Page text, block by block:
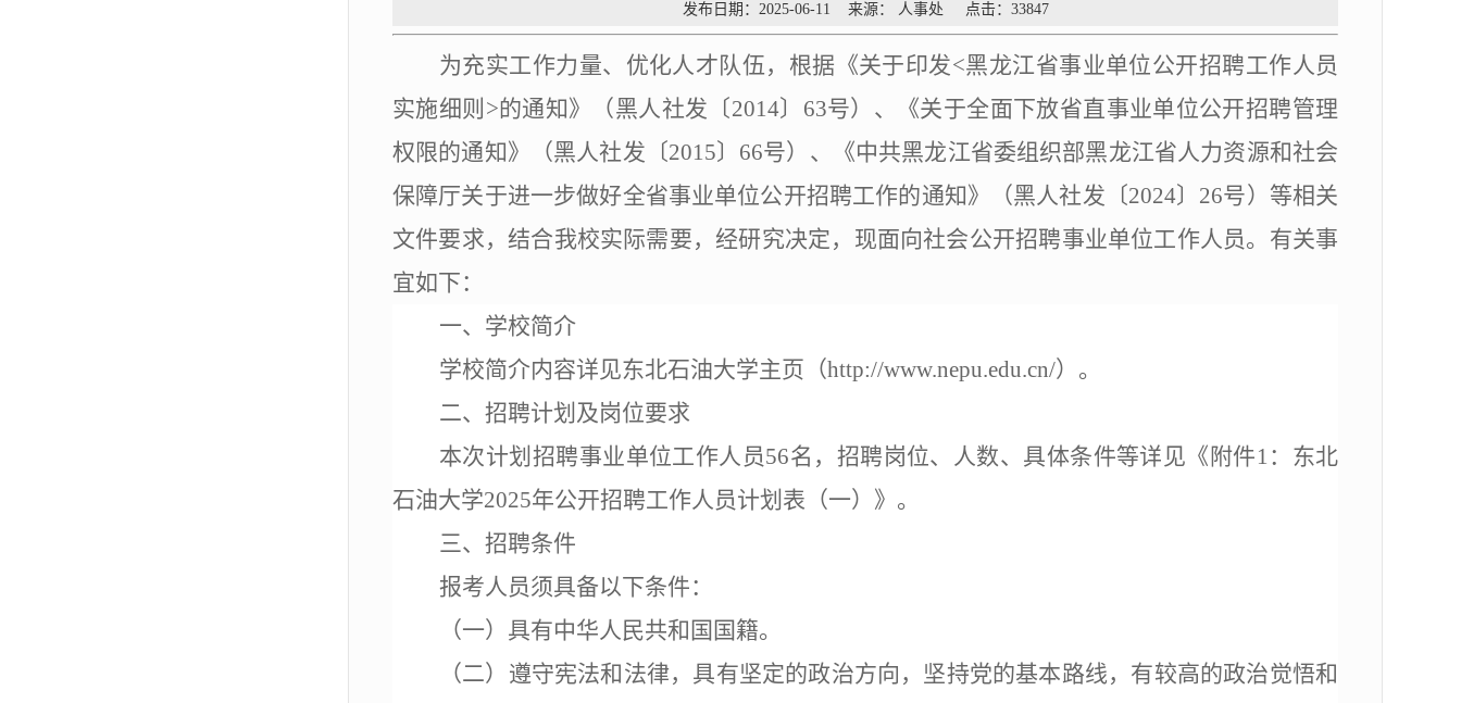
发布日期：2025-06-11 来源： 人事处 点击： 33847
为充实工作力量、优化人才队伍，根据《关于印发<黑龙江省事业单位公开招聘工作人员
实施细则>的通知》（黑人社发〔2014〕63号）、《关于全面下放省直事业单位公开招聘管理
权限的通知》（黑人社发〔2015〕66号）、《中共黑龙江省委组织部黑龙江省人力资源和社会
保障厅关于进一步做好全省事业单位公开招聘工作的通知》（黑人社发〔2024〕26号）等相关
文件要求，结合我校实际需要，经研究决定，现面向社会公开招聘事业单位工作人员。有关事
宜如下：
一、学校简介
学校简介内容详见东北石油大学主页（http://www.nepu.edu.cn/）。
二、招聘计划及岗位要求
本次计划招聘事业单位工作人员56名，招聘岗位、人数、具体条件等详见 《 附件1 ：东北
石油大学2025年公开招聘工作人员计划表（一） 》 。
三、招聘条件
报考人员须具备以下条件：
（一）具有中华人民共和国国籍。
（二）遵守宪法和法律，具有坚定的政治方向，坚持党的基本路线，有较高的政治觉悟和